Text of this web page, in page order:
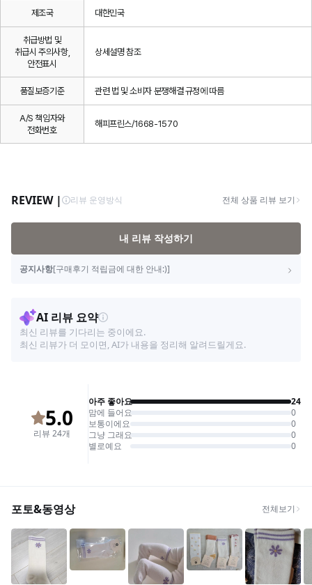
제조국 대한민국
취급방법 및
취급시 주의사항,
안전표시
상세설명 참조
품질보증기준 관련 법 및 소비자 분쟁해결 규정에 따름
A/S 책임자와
전화번호
해피프린스/1668-1570